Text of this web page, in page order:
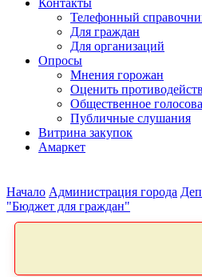
Контакты
Телефонный
Для граждан
Для организаций
Опросы
Мнения горожан
Оценить
Общественное
Публичные слушания
Витрина закупок
Амаркет
Начало Администрация города
"Бюджет для граждан"